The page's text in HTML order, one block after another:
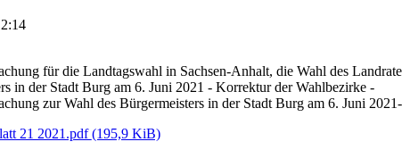
für die Landtagswahl in Sachsen-Anhalt, die Wahl des
in der Stadt Burg am 6. Juni 2021 - Korrektur der Wahlbezirke -
zur Wahl des Bürgermeisters in der Stadt Burg am 6. Juni
21 2021.pdf(195,9 KiB)